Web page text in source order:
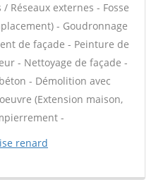
Réseaux externes - Fosse
- Goudronnage
de façade - Peinture de
- Nettoyage de façade -
- Démolition avec
(Extension maison,
-
renard